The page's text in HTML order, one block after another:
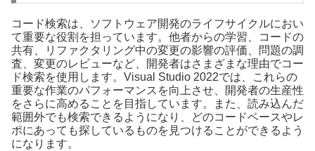
コード検索は、ソフトウェア開発のライフサイクルにおい
て重要な役割を担っています。他者からの学習、コードの
共有、リファクタリング中の変更の影響の評価、問題の調
査、変更のレビューなど、開発者はさまざまな理由でコー
ド検索を使用します。Visual Studio 2022では、これらの
重要な作業のパフォーマンスを向上させ、開発者の生産性
をさらに高めることを目指しています。また、読み込んだ
範囲外でも検索できるようになり、どのコードベースやレ
ポにあっても探しているものを見つけることができるよう
になります。